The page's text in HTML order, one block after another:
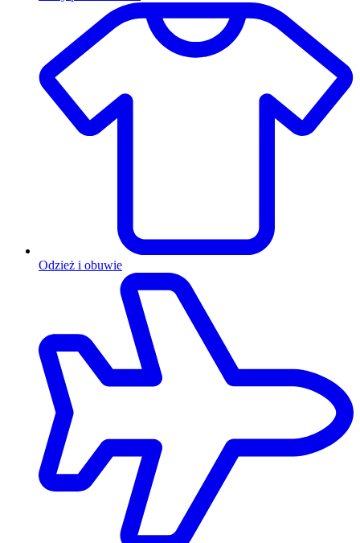
Odzież i obuwie